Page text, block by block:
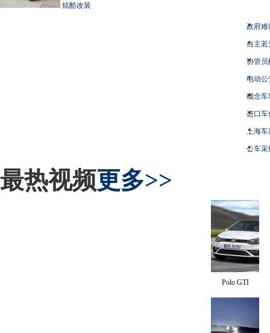
炫酷改装
政府难
自主
协管员
电动
概念车
进口车
上海
公车采
最热视频更多>>
Polo GTI